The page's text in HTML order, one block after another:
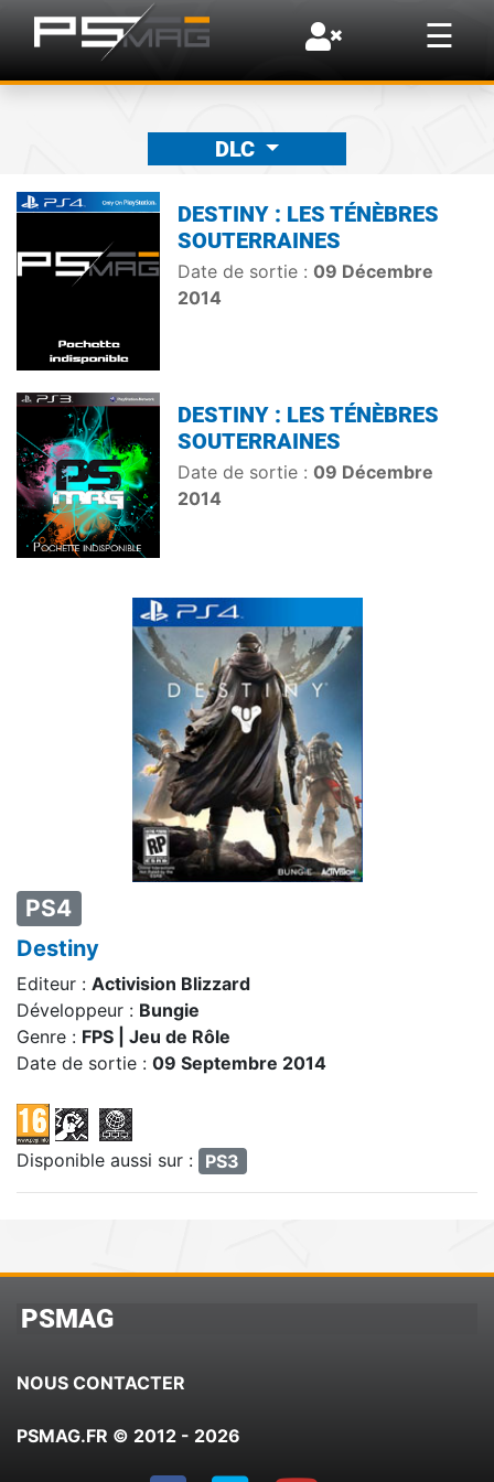
☰
×
DLC
PS4
Destiny
Editeur : Activision Blizzard
Développeur : Bungie
Genre : FPS | Jeu de Rôle
Date de sortie : 09 Septembre 2014
Disponible aussi sur : PS3
DESTINY : LES TÉNÈBRES
SOUTERRAINES
Date de sortie : 09 Décembre
2014
DESTINY : LES TÉNÈBRES
SOUTERRAINES
Date de sortie : 09 Décembre
2014
PSMAG
NOUS CONTACTER
PSMAG.FR © 2012 - 2026